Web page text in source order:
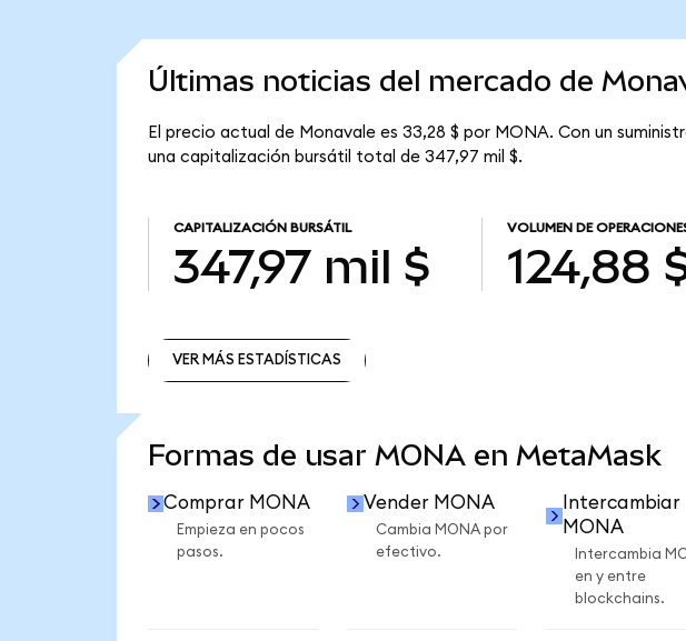
Últimas noticias del mercado de
El precio actual de Monavale es 33,28 $ por MONA. Con un
una capitalización bursátil total de 347,97 mil $.
CAPITALIZACIÓN BURSÁTIL
347,97 mil $
VOLUMEN DE
124,88
VER MÁS ESTADÍSTICAS
Formas de usar MONA en MetaMask
Comprar MONA
Empieza en pocos
pasos.
Vender MONA
Cambia MONA por
efectivo.
Intercambiar
MONA
Intercambia
en y entre
blockchains.